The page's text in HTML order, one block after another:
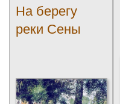
На берегу
реки Сены